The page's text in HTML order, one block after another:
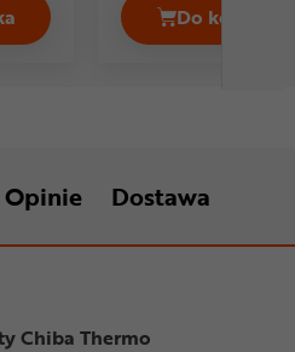
na buty ROGELLI Tech-
Do koszyka
Opinie Dostawa
Chiba Thermo